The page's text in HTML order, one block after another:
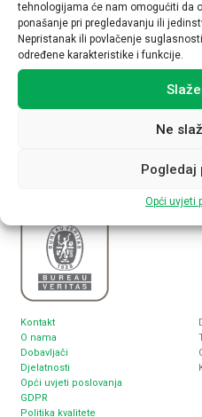
tehnologijama će nam omogućiti da
ponašanje pri pregledavanju ili
Nepristanak ili povlačenje
određene karakteristike i funkcije.
Ne
Pogledaj
Opći uvjeti
odabiru.
Kontakt
O nama
Dobavljači
Djelatnosti
Opći uvjeti poslovanja
GDPR
Politika kvalitete